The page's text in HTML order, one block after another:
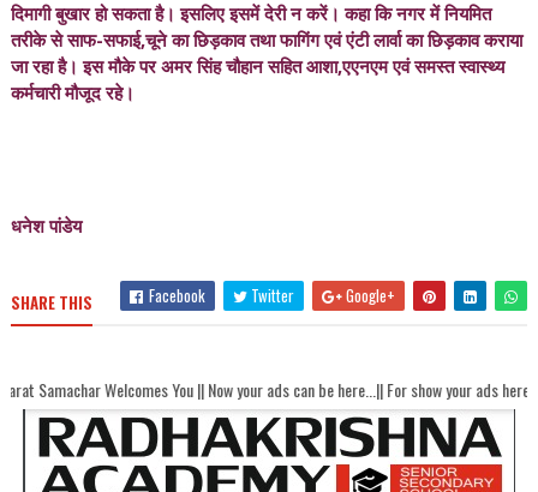
दिमागी बुखार हो सकता है। इसलिए इसमें देरी न करें। कहा कि नगर में नियमित
तरीके से साफ-सफाई,चूने का छिड़काव तथा फागिंग एवं एंटी लार्वा का छिड़काव कराया
जा रहा है। इस मौके पर अमर सिंह चौहान सहित आशा,एएनएम एवं समस्त स्वास्थ्य
कर्मचारी मौजूद रहे।
धनेश पांडेय
SHARE THIS Facebook Twitter Google+
Welcomes You || Now your ads can be here...|| For show your ads here contact